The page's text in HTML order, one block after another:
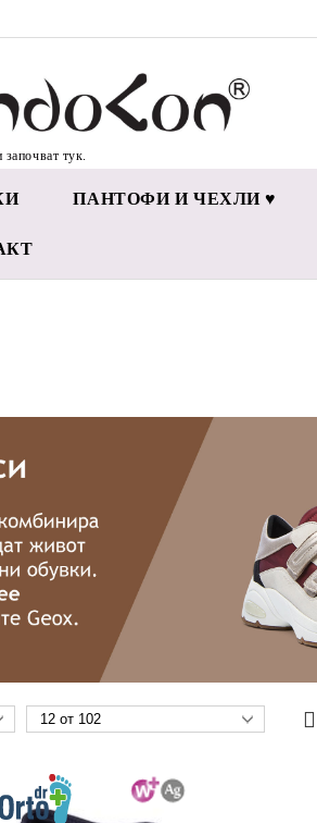
тук.
ПАНТОФИ И ЧЕХЛИ ♥